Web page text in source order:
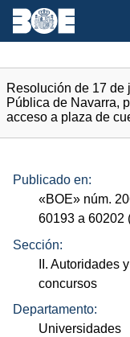
Resolución de 17 de
Pública de Navarra,
acceso a plaza de
Publicado en:
«BOE» núm.
60193 a 60202
Sección:
II. Autoridades
concursos
Departamento:
Universidades